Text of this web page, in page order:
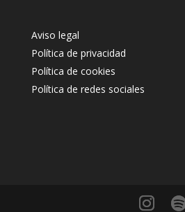
Aviso legal
Política de privacidad
Política de cookies
Política de redes sociales